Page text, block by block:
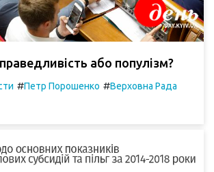
або популізм?
#Петр Порошенко #Верховна Рада